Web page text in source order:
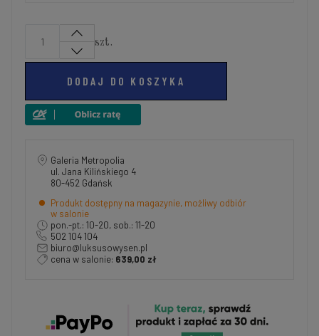
szt.
DODAJ DO KOSZYKA
Galeria Metropolia
ul. Jana Kilińskiego 4
80-452 Gdańsk
Produkt dostępny na magazynie, możliwy odbiór
w salonie
pon.-pt.: 10-20, sob.: 11-20
502 104 104
biuro@luksusowysen.pl
cena w salonie: 639,00 zł